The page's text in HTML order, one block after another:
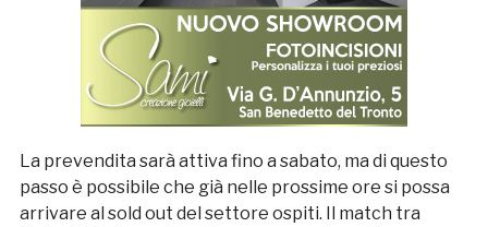
La prevendita sarà attiva fino a sabato, ma di questo
passo è possibile che già nelle prossime ore si possa
arrivare al sold out del settore ospiti. Il match tra